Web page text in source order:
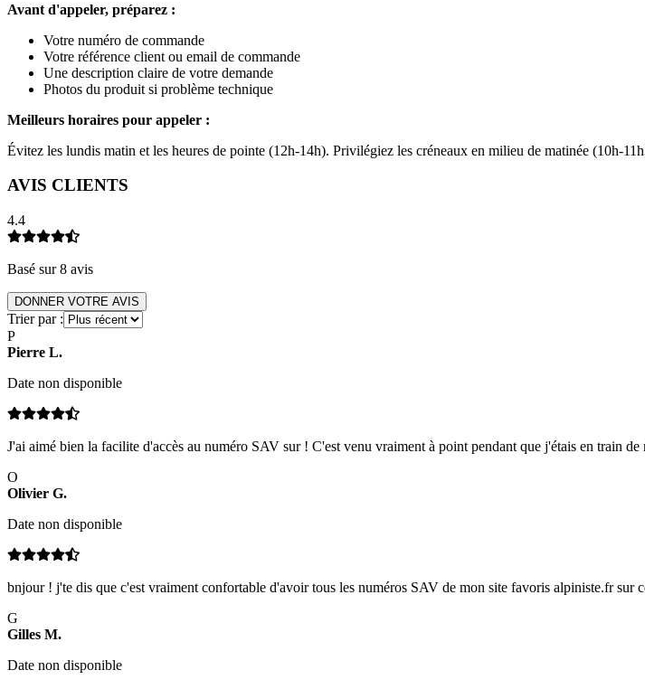
Avant d'appeler, préparez :
Votre numéro de commande
Votre référence client ou email de commande
Une description claire de votre demande
Photos du produit si problème technique
Meilleurs horaires pour appeler :
Évitez les lundis matin et les heures de pointe (12h-14h). Privilégiez les créneaux en milieu de matinée (10h-
AVIS CLIENTS
4.4
Basé sur8 avis
DONNER VOTRE AVIS
Trier par :
P
Pierre L.
Date non disponible
J'ai aimé bien la facilite d'accès au numéro SAV sur ! C'est venu vraiment à point pendant que j'étais en train
O
Olivier G.
Date non disponible
bnjour ! j'te dis que c'est vraiment confortable d'avoir tous les numéros SAV de mon site favoris alpiniste.fr sur
G
Gilles M.
Date non disponible